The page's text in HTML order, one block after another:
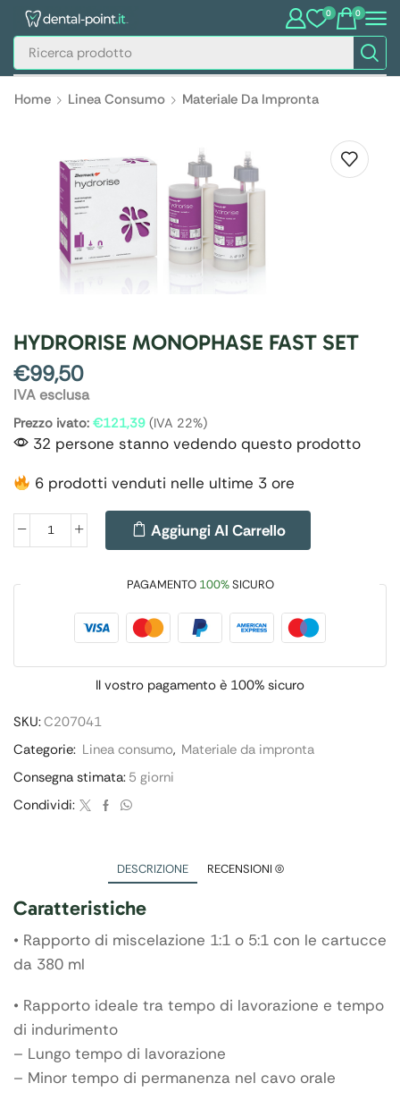
0 0
Home Linea Consumo Materiale Da Impronta
HYDRORISE MONOPHASE FAST SET
€99,50
IVA esclusa
Prezzo ivato: €121,39 (IVA 22%)
32 persone stanno vedendo questo prodotto
6 prodotti venduti nelle ultime 3 ore
Aggiungi Al Carrello
PAGAMENTO 100%SICURO
Il vostro pagamento è 100% sicuro
SKU:C207041
Categorie: Linea consumo, Materiale da impronta
Consegna stimata: 5 giorni
Condividi:
DESCRIZIONE RECENSIONI (0)
Caratteristiche
• Rapporto di miscelazione 1:1 o 5:1 con le cartucce
da 380 ml
• Rapporto ideale tra tempo di lavorazione e tempo
di indurimento
– Lungo tempo di lavorazione
– Minor tempo di permanenza nel cavo orale